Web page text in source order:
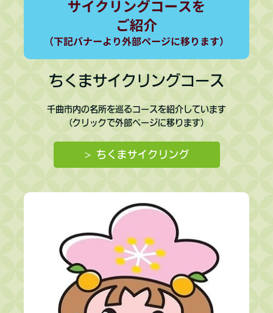
ちくまサイクリングコース
千曲市内の名所を巡るコースを紹介しています
（クリックで外部ページに移ります）
> ちくまサイクリング